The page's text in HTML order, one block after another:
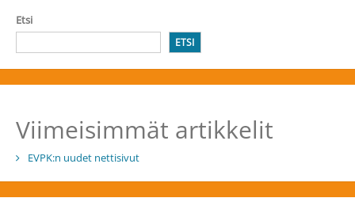
Etsi
ETSI
Viimeisimmät artikkelit
EVPK:n uudet nettisivut